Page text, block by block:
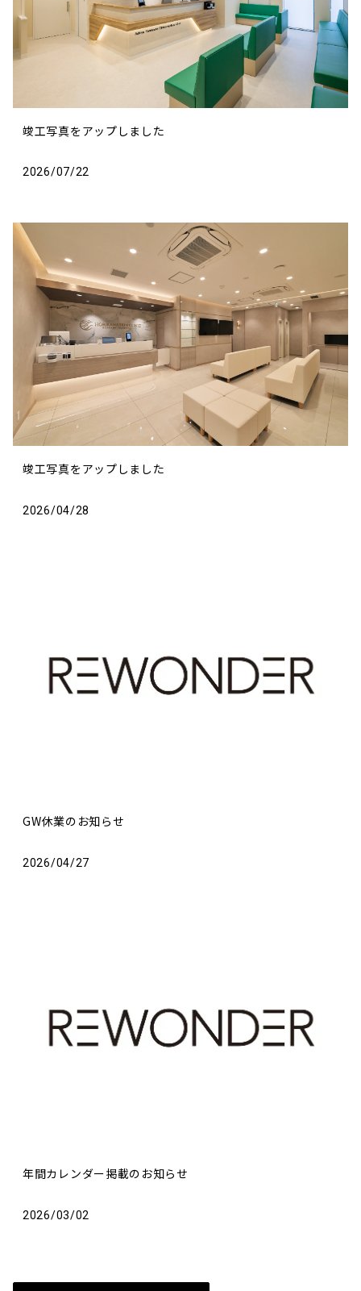
竣工写真をアップしました
2026/07/22
竣工写真をアップしました
2026/04/28
GW休業のお知らせ
2026/04/27
年間カレンダー掲載のお知らせ
2026/03/02